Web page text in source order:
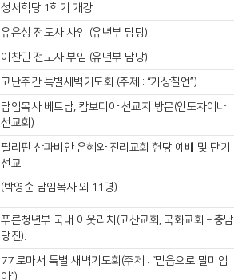
성서학당 1학기 개강
유은상 전도사 사임 (유년부 담당)
이찬민 전도사 부임 (유년부 담당)
고난주간 특별새벽기도회 (주제 : “가상칠언”)
담임목사 베트남, 캄보디아 선교지 방문(인도차이나
선교회)
필리핀 산파비안 은혜와 진리교회 헌당 예배 및 단기
선교
(박영순 담임목사 외 11명)
푸른청년부 국내 아웃리치(고산교회, 국화교회 – 충남
당진).
77 로마서 특별 새벽기도회(주제 : “믿음으로 말미암
아”).